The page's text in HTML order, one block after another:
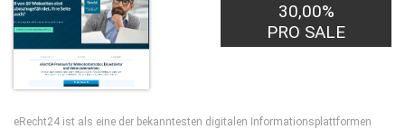
30,00%
PRO SALE
eRecht24 ist als eine der bekanntesten digitalen Informationsplattformen